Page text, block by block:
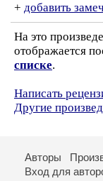
+ добавить
На это
отображается
списке.
Написать
Другие
Авторы
Вход для